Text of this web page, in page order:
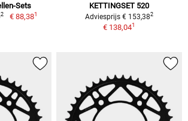
Sets
2 € 88,381
KETTINGSET 520
Adviesprijs € 153,382
€ 138,041